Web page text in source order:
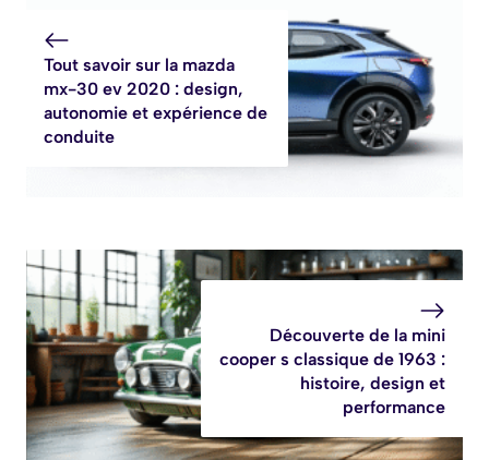
Tout savoir sur la mazda
mx-30 ev 2020 : design,
autonomie et expérience de
conduite
Découverte de la mini
cooper s classique de 1963 :
histoire, design et
performance